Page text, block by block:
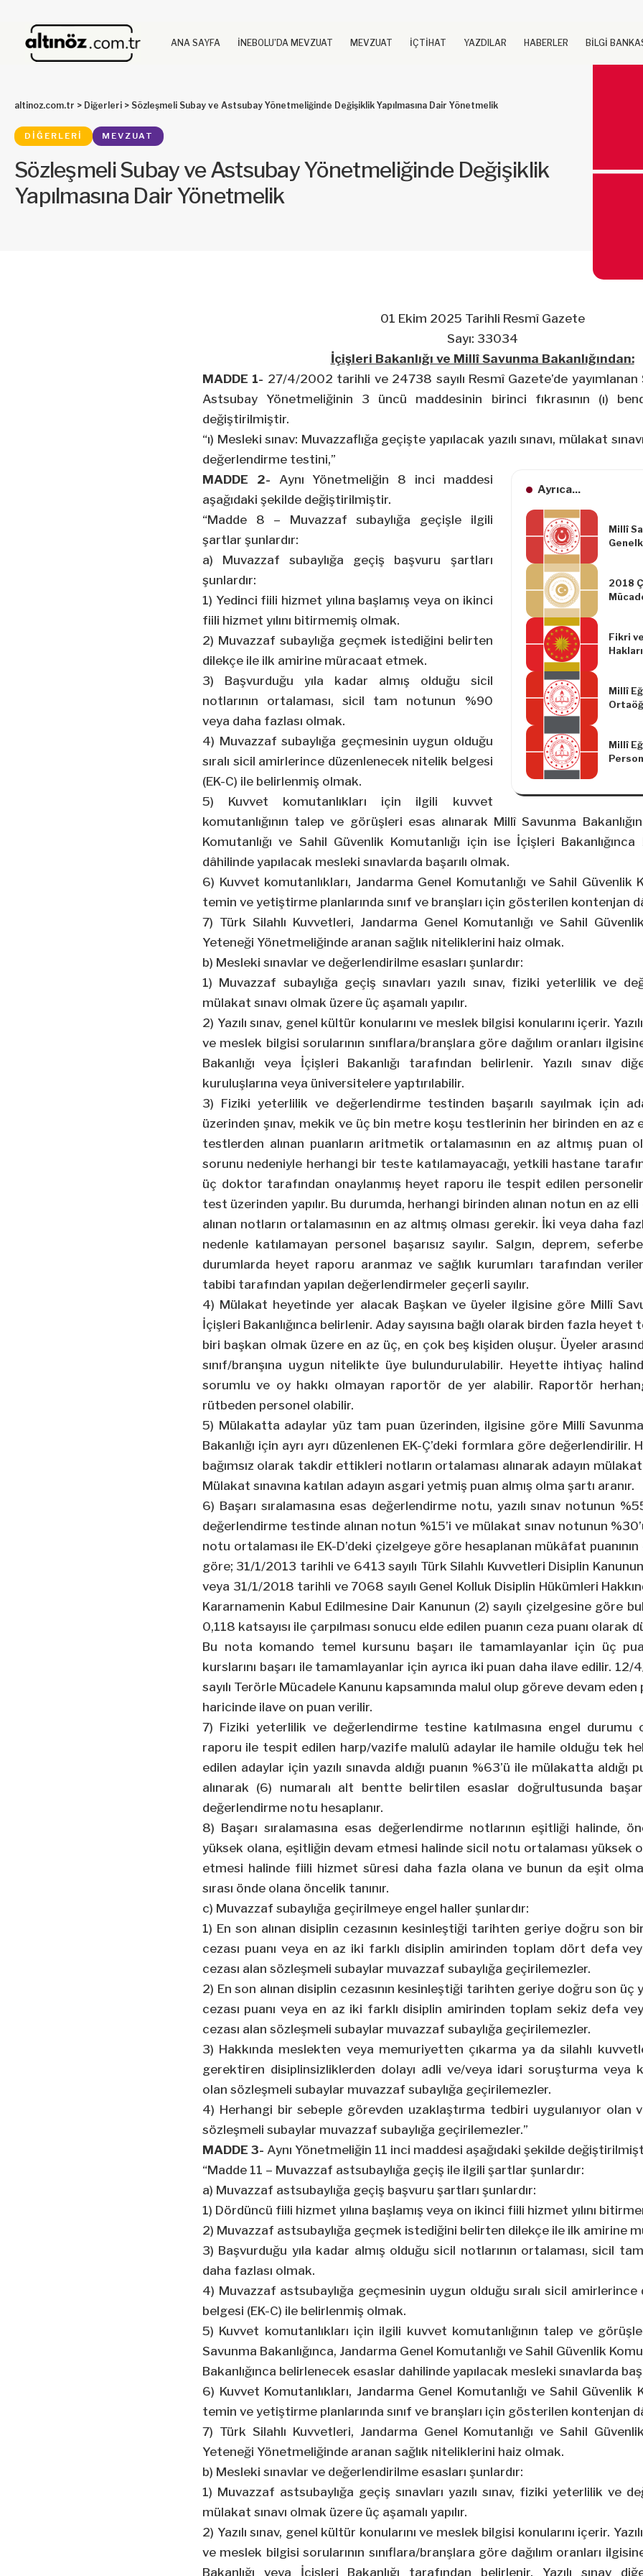
ANA SAYFA İNEBOLU’DA MEVZUAT MEVZUAT İÇTİHAT YAZDILAR HABERLER BİLGİ
altinoz.com.tr > Diğerleri > Sözleşmeli Subay ve Astsubay Yönetmeliğinde Değişiklik Yapılmasına Dair Yönetmelik
DIĞERLERI MEVZUAT
Sözleşmeli Subay ve Astsubay Yönetmeliğinde Değişiklik
Yapılmasına Dair Yönetmelik
01 Ekim 2025 Tarihli Resmî Gazete
Sayı: 33034
İçişleri Bakanlığı ve Millî Savunma Bakanlığından:
MADDE 1- 27/4/2002 tarihli ve 24738 sayılı Resmî Gazete’de
Astsubay Yönetmeliğinin 3 üncü maddesinin birinci fıkrasının (ı)
değiştirilmiştir.
“ı) Mesleki sınav: Muvazzaflığa geçişte yapılacak yazılı sınavı, mülakat
değerlendirme testini,”
Ayrıca...
Millî
İçin
2018
Fikri
Millî
Millî
MADDE 2- Aynı Yönetmeliğin 8 inci maddesi
aşağıdaki şekilde değiştirilmiştir.
“Madde 8 – Muvazzaf subaylığa geçişle ilgili
şartlar şunlardır:
a) Muvazzaf subaylığa geçiş başvuru şartları
şunlardır:
1) Yedinci fiili hizmet yılına başlamış veya on ikinci
fiili hizmet yılını bitirmemiş olmak.
2) Muvazzaf subaylığa geçmek istediğini belirten
dilekçe ile ilk amirine müracaat etmek.
3) Başvurduğu yıla kadar almış olduğu sicil
notlarının ortalaması, sicil tam notunun %90
veya daha fazlası olmak.
4) Muvazzaf subaylığa geçmesinin uygun olduğu
sıralı sicil amirlerince düzenlenecek nitelik belgesi
(EK-C) ile belirlenmiş olmak.
5) Kuvvet komutanlıkları için ilgili kuvvet
komutanlığının talep ve görüşleri esas alınarak Millî Savunma
Komutanlığı ve Sahil Güvenlik Komutanlığı için ise İçişleri
dâhilinde yapılacak mesleki sınavlarda başarılı olmak.
6) Kuvvet komutanlıkları, Jandarma Genel Komutanlığı ve Sahil Güvenlik
temin ve yetiştirme planlarında sınıf ve branşları için gösterilen kontenjan
7) Türk Silahlı Kuvvetleri, Jandarma Genel Komutanlığı ve Sahil Güvenlik
Yeteneği Yönetmeliğinde aranan sağlık niteliklerini haiz olmak.
b) Mesleki sınavlar ve değerlendirilme esasları şunlardır:
1) Muvazzaf subaylığa geçiş sınavları yazılı sınav, fiziki yeterlilik ve
mülakat sınavı olmak üzere üç aşamalı yapılır.
2) Yazılı sınav, genel kültür konularını ve meslek bilgisi konularını içerir.
ve meslek bilgisi sorularının sınıflara/branşlara göre dağılım oranları
Bakanlığı veya İçişleri Bakanlığı tarafından belirlenir. Yazılı sınav
kuruluşlarına veya üniversitelere yaptırılabilir.
3) Fiziki yeterlilik ve değerlendirme testinden başarılı sayılmak için
üzerinden şınav, mekik ve üç bin metre koşu testlerinin her birinden en az
testlerden alınan puanların aritmetik ortalamasının en az altmış puan
sorunu nedeniyle herhangi bir teste katılamayacağı, yetkili hastane
üç doktor tarafından onaylanmış heyet raporu ile tespit edilen
test üzerinden yapılır. Bu durumda, herhangi birinden alınan notun en az
alınan notların ortalamasının en az altmış olması gerekir. İki veya daha
nedenle katılamayan personel başarısız sayılır. Salgın, deprem,
durumlarda heyet raporu aranmaz ve sağlık kurumları tarafından
tabibi tarafından yapılan değerlendirmeler geçerli sayılır.
4) Mülakat heyetinde yer alacak Başkan ve üyeler ilgisine göre Millî
İçişleri Bakanlığınca belirlenir. Aday sayısına bağlı olarak birden fazla heyet
biri başkan olmak üzere en az üç, en çok beş kişiden oluşur. Üyeler
sınıf/branşına uygun nitelikte üye bulundurulabilir. Heyette ihtiyaç
sorumlu ve oy hakkı olmayan raportör de yer alabilir. Raportör
rütbeden personel olabilir.
5) Mülakatta adaylar yüz tam puan üzerinden, ilgisine göre Millî Savunma
Bakanlığı için ayrı ayrı düzenlenen EK-Ç’deki formlara göre değerlendirilir.
bağımsız olarak takdir ettikleri notların ortalaması alınarak adayın
Mülakat sınavına katılan adayın asgari yetmiş puan almış olma şartı aranır.
6) Başarı sıralamasına esas değerlendirme notu, yazılı sınav notunun
değerlendirme testinde alınan notun %15’i ve mülakat sınav notunun
notu ortalaması ile EK-D’deki çizelgeye göre hesaplanan mükâfat
göre; 31/1/2013 tarihli ve 6413 sayılı Türk Silahlı Kuvvetleri Disiplin
veya 31/1/2018 tarihli ve 7068 sayılı Genel Kolluk Disiplin Hükümleri
Kararnamenin Kabul Edilmesine Dair Kanunun (2) sayılı çizelgesine göre
0,118 katsayısı ile çarpılması sonucu elde edilen puanın ceza puanı olarak
Bu nota komando temel kursunu başarı ile tamamlayanlar için üç
kurslarını başarı ile tamamlayanlar için ayrıca iki puan daha ilave edilir.
sayılı Terörle Mücadele Kanunu kapsamında malul olup göreve devam
haricinde ilave on puan verilir.
7) Fiziki yeterlilik ve değerlendirme testine katılmasına engel durumu
raporu ile tespit edilen harp/vazife malulü adaylar ile hamile olduğu tek
edilen adaylar için yazılı sınavda aldığı puanın %63’ü ile mülakatta aldığı
alınarak (6) numaralı alt bentte belirtilen esaslar doğrultusunda
değerlendirme notu hesaplanır.
8) Başarı sıralamasına esas değerlendirme notlarının eşitliği halinde,
yüksek olana, eşitliğin devam etmesi halinde sicil notu ortalaması yüksek
etmesi halinde fiili hizmet süresi daha fazla olana ve bunun da eşit
sırası önde olana öncelik tanınır.
c) Muvazzaf subaylığa geçirilmeye engel haller şunlardır:
1) En son alınan disiplin cezasının kesinleştiği tarihten geriye doğru son
cezası puanı veya en az iki farklı disiplin amirinden toplam dört defa
cezası alan sözleşmeli subaylar muvazzaf subaylığa geçirilemezler.
2) En son alınan disiplin cezasının kesinleştiği tarihten geriye doğru son üç
cezası puanı veya en az iki farklı disiplin amirinden toplam sekiz defa
cezası alan sözleşmeli subaylar muvazzaf subaylığa geçirilemezler.
3) Hakkında meslekten veya memuriyetten çıkarma ya da silahlı
gerektiren disiplinsizliklerden dolayı adli ve/veya idari soruşturma veya
olan sözleşmeli subaylar muvazzaf subaylığa geçirilemezler.
4) Herhangi bir sebeple görevden uzaklaştırma tedbiri uygulanıyor olan
sözleşmeli subaylar muvazzaf subaylığa geçirilemezler.”
MADDE 3- Aynı Yönetmeliğin 11 inci maddesi aşağıdaki şekilde
“Madde 11 – Muvazzaf astsubaylığa geçiş ile ilgili şartlar şunlardır:
a) Muvazzaf astsubaylığa geçiş başvuru şartları şunlardır:
1) Dördüncü fiili hizmet yılına başlamış veya on ikinci fiili hizmet yılını
2) Muvazzaf astsubaylığa geçmek istediğini belirten dilekçe ile ilk amirine
3) Başvurduğu yıla kadar almış olduğu sicil notlarının ortalaması, sicil
daha fazlası olmak.
4) Muvazzaf astsubaylığa geçmesinin uygun olduğu sıralı sicil
belgesi (EK-C) ile belirlenmiş olmak.
5) Kuvvet komutanlıkları için ilgili kuvvet komutanlığının talep ve
Savunma Bakanlığınca, Jandarma Genel Komutanlığı ve Sahil Güvenlik
Bakanlığınca belirlenecek esaslar dahilinde yapılacak mesleki sınavlarda
6) Kuvvet Komutanlıkları, Jandarma Genel Komutanlığı ve Sahil Güvenlik
temin ve yetiştirme planlarında sınıf ve branşları için gösterilen kontenjan
7) Türk Silahlı Kuvvetleri, Jandarma Genel Komutanlığı ve Sahil Güvenlik
Yeteneği Yönetmeliğinde aranan sağlık niteliklerini haiz olmak.
b) Mesleki sınavlar ve değerlendirilme esasları şunlardır:
1) Muvazzaf astsubaylığa geçiş sınavları yazılı sınav, fiziki yeterlilik ve
mülakat sınavı olmak üzere üç aşamalı yapılır.
2) Yazılı sınav, genel kültür konularını ve meslek bilgisi konularını içerir.
ve meslek bilgisi sorularının sınıflara/branşlara göre dağılım oranları
Bakanlığı veya İçişleri Bakanlığı tarafından belirlenir. Yazılı sınav